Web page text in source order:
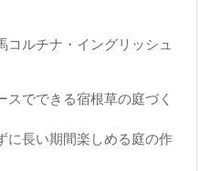
コルチナ・イングリッシュ
でできる宿根草の庭づく
に長い期間楽しめる庭の作